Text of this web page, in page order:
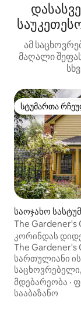
ამ
მაღალი
სტუმართა
სტუმართა
საოჯახო
t)
The Gardener's
Hideaway Glebe
კორინდას
The
სართულიანი
ხიბლით.
ბუხართან,
მდებარეობა ·
სააბაზანო